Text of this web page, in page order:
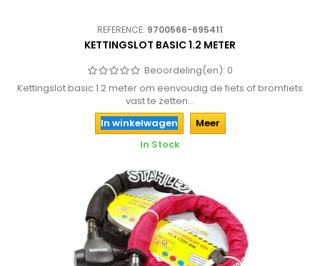
REFERENCE: 9700566-695411
KETTINGSLOT BASIC 1.2 METER
Beoordeling(en): 0
Kettingslot basic 1.2 meter om eenvoudig de fiets of bromfiets
vast te zetten...
In winkelwagen
Meer
In Stock